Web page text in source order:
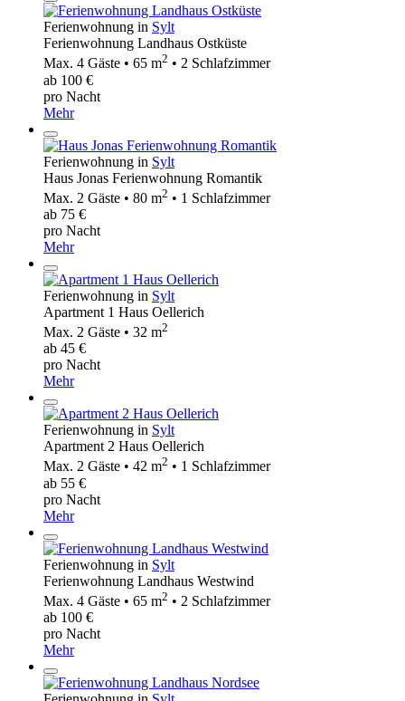
Ferienwohnung in Sylt
Ferienwohnung Landhaus Ostküste
Max. 4 Gäste • 65 m2 • 2 Schlafzimmer
ab 100 €
pro Nacht
Mehr
Ferienwohnung in Sylt
Haus Jonas Ferienwohnung Romantik
Max. 2 Gäste • 80 m2 • 1 Schlafzimmer
ab 75 €
pro Nacht
Mehr
Ferienwohnung in Sylt
Apartment 1 Haus Oellerich
Max. 2 Gäste • 32 m2
ab 45 €
pro Nacht
Mehr
Ferienwohnung in Sylt
Apartment 2 Haus Oellerich
Max. 2 Gäste • 42 m2 • 1 Schlafzimmer
ab 55 €
pro Nacht
Mehr
Ferienwohnung in Sylt
Ferienwohnung Landhaus Westwind
Max. 4 Gäste • 65 m2 • 2 Schlafzimmer
ab 100 €
pro Nacht
Mehr